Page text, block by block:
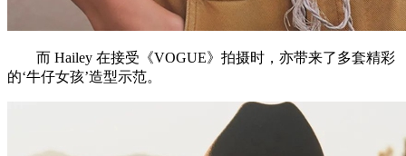
而 Hailey 在接受《VOGUE》拍摄时，亦带来了多套精彩
的‘牛仔女孩’造型示范。